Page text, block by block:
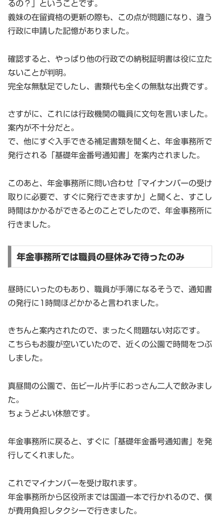
るの？」ということです。
義妹の在留資格の更新の際も、この点が問題になり、違う
行政に申請した記憶がありました。
確認すると、やっぱり他の行政での納税証明書は役に立た
ないことが判明。
完全な無駄足でしたし、書類代も全くの無駄な出費です。
さすがに、これには行政機関の職員に文句を言いました。
案内が不十分だと。
で、他にすぐ入手できる補足書類を聞くと、年金事務所で
発行される「基礎年金番号通知書」を案内されました。
このあと、年金事務所に問い合わせ「マイナンバーの受け
取りに必要で、すぐに発行できますか」と聞くと、すこし
時間はかかるができるとのことでしたので、年金事務所に
行きました。
年金事務所では職員の昼休みで待ったのみ
昼時にいったのもあり、職員が手薄になるそうで、通知書
の発行に1時間ほどかかると言われました。
きちんと案内されたので、まったく問題ない対応です。
こちらもお腹が空いていたので、近くの公園で時間をつぶ
しました。
真昼間の公園で、缶ビール片手におっさん二人で飲みまし
た。
ちょうどよい休憩です。
年金事務所に戻ると、すぐに「基礎年金番号通知書」を発
行してくれました。
これでマイナンバーを受け取れます。
年金事務所から区役所までは国道一本で行かれるので、僕
が費用負担しタクシーで行きました。